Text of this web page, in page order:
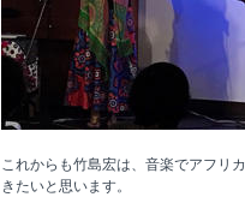
これからも竹島宏は、音楽でアフリ
きたいと思います。